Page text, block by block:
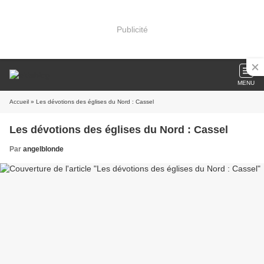
Publicité
MENU
Accueil » Les dévotions des églises du Nord : Cassel
Les dévotions des églises du Nord : Cassel
Par angelblonde